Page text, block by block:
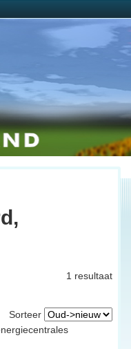
1 resultaat
Sorteer